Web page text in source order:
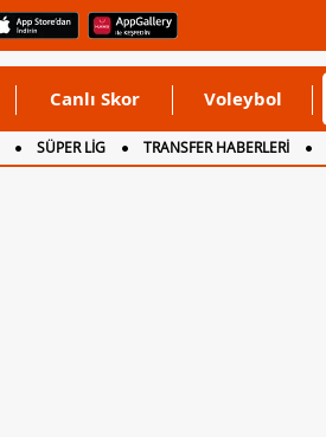
Canlı Skor Voleybol
SÜPER LİG TRANSFER HABERLERİ